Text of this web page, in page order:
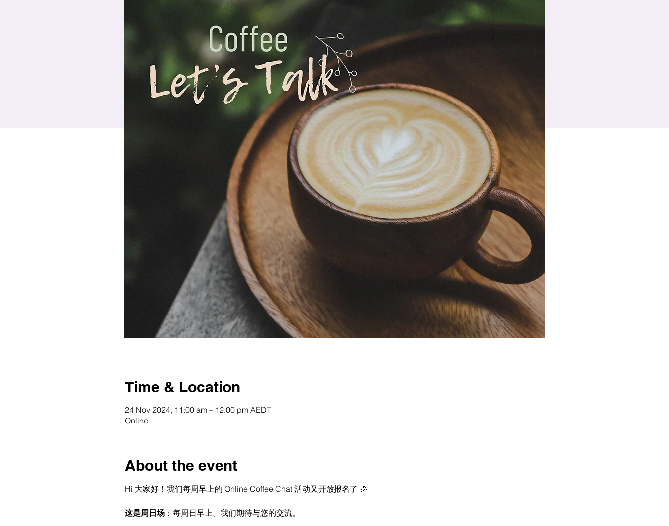
Time & Location
24 Nov 2024, 11:00 am – 12:00 pm AEDT
Online
About the event
Hi 大家好！我们每周早上的 Online Coffee Chat 活动又开放报名了 🎉
这是周日场：每周日早上。我们期待与您的交流。